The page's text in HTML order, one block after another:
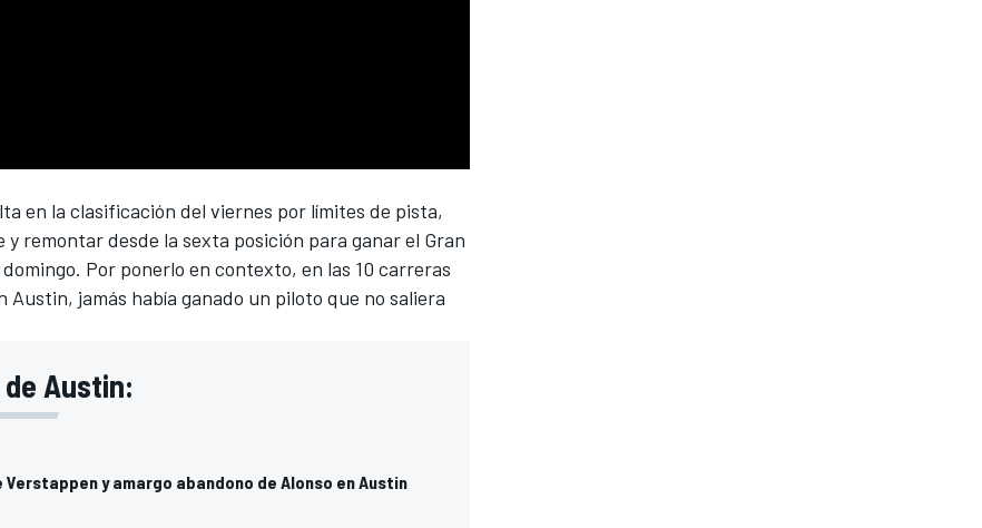
en la clasificación del viernes por límites de pista,
remontar desde la sexta posición para ganar el Gran
Por ponerlo en contexto, en las 10 carreras
Austin, jamás había ganado un piloto que no saliera
Austin:
y amargo abandono de Alonso en Austin